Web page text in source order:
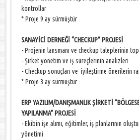
kontrollar
* Proje 9 ay sürmüştür
SANAYİCİ DERNEĞİ “CHECKUP” PROJESİ
- Projenin lansmanı ve checkup taleplerinin
- Şirket yönetim ve iş süreçlerinin analizleri
- Checkup sonuçları ve iyileştirme önerilerin
* Proje 3 ay sürmüştür
ERP YAZILIM/DANIŞMANLIK ŞİRKETİ
YAPILANMA” PROJESİ
- Ekibin işe alımı, eğitimler, iş planlarının
yönetimi